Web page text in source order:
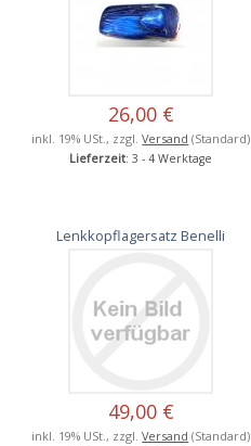
26,00 €
inkl. 19% USt., zzgl.Versand (Standard)
Lieferzeit: 3 - 4 Werktage
Lenkkopflagersatz Benelli
49,00 €
inkl. 19% USt., zzgl.Versand (Standard)